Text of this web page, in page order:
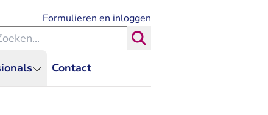
Contact
Formulieren en inloggen
binnen de Rechtspraak